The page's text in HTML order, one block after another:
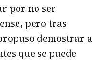
por no ser
pero tras
demostrar a
que se puede